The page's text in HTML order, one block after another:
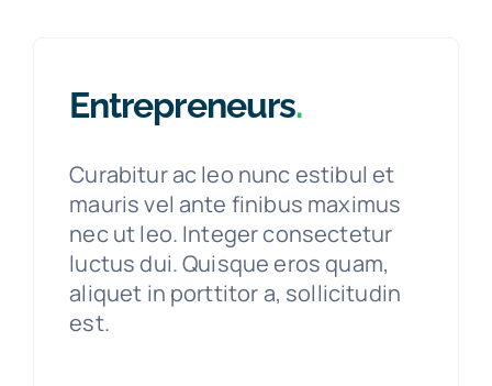
Entrepreneurs.
Curabitur ac leo nunc estibul et
mauris vel ante finibus maximus
nec ut leo. Integer consectetur
luctus dui. Quisque eros quam,
aliquet in porttitor a, sollicitudin
est.